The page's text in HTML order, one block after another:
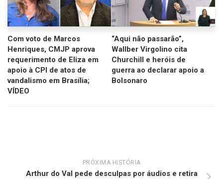
Com voto de Marcos
Henriques, CMJP aprova
requerimento de Eliza em
apoio à CPI de atos de
vandalismo em Brasília;
VÍDEO
“Aqui não passarão”,
Wallber Virgolino cita
Churchill e heróis de
guerra ao declarar apoio a
Bolsonaro
PRÓXIMA HISTÓRIA
Arthur do Val pede desculpas por áudios e retira